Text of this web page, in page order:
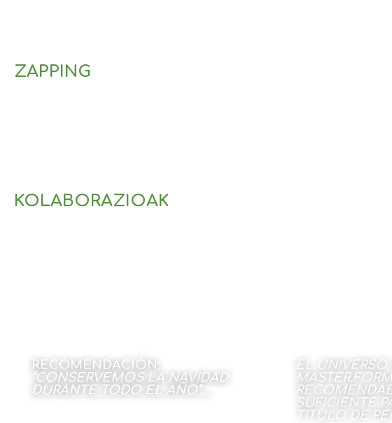
ZAPPING
KOLABORAZIOAK
RECOMENDACIÓN:
“CONSERVEMOS LA NAVIDAD
DURANTE TODO EL AÑO”…
EL UNIVERSO
SUFICIENTE
TITULO DE